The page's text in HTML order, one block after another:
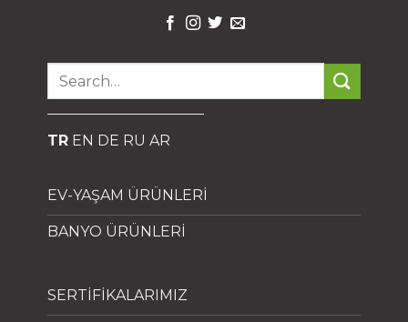
EV-YAŞAM ÜRÜNLERİ
BANYO ÜRÜNLERİ
SERTİFİKALARIMIZ
Search
TR EN DE RU AR